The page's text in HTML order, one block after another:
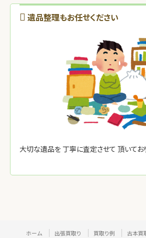
遺品整理もお任せください
大切な遺品を 丁寧に査定させて 頂いてお
ホーム 出張買取り 買取り例 古本買